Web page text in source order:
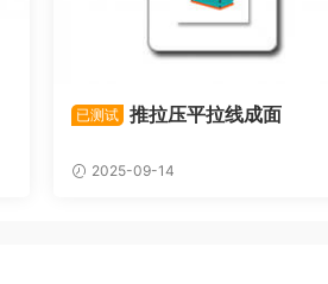
已测试 推拉压平拉线成面
2025-09-14